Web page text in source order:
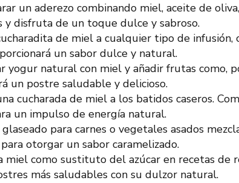
un aderezo combinando miel, aceite de
y disfruta de un toque dulce y sabroso.
de miel a cualquier tipo de infusión,
un sabor dulce y natural.
yogur natural con miel y añadir frutas como,
un postre saludable y delicioso.
cucharada de miel a los batidos caseros.
un impulso de energía natural.
para carnes o vegetales asados
otorgar un sabor caramelizado.
miel como sustituto del azúcar en recetas de
más saludables con su dulzor natural.